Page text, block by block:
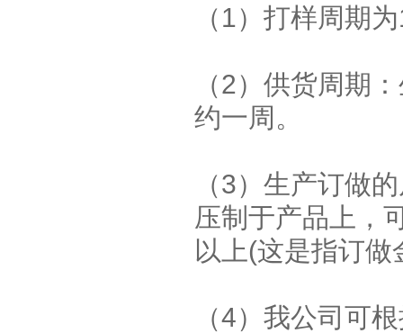
（1）打样周期
（2）供货周期
约一周。
（3）生产订做
压制于产品上，
以上(这是指订
（4）我公司可